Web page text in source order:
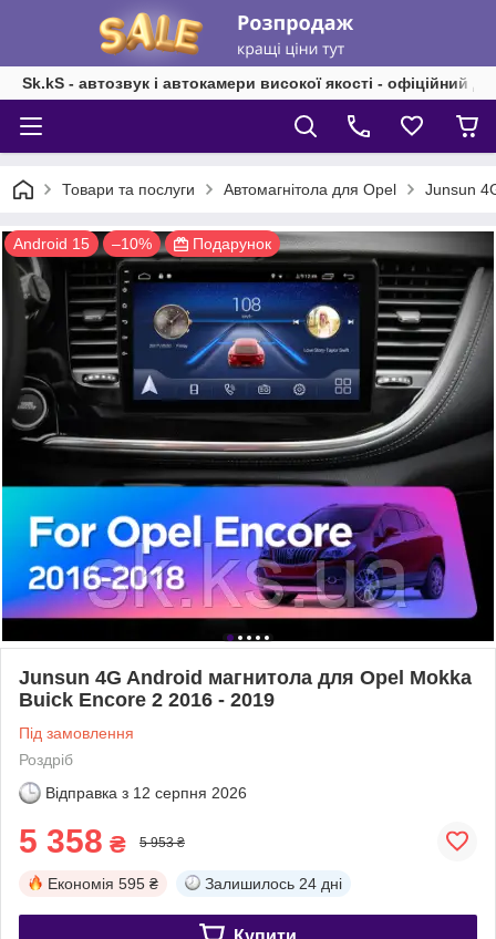
Sk.kS - автозвук і автокамери високої якості - офіційний
Товари та послуги Автомагнітола для Opel Junsun
Android 15 –10% Подарунок
Junsun 4G Android магнитола для Opel Mokka
Buick Encore 2 2016 - 2019
Під замовлення
Роздріб
Відправка з 12 серпня 2026
5 358 ₴ 5 953 ₴
Економія 595 ₴ Залишилось 24 дні